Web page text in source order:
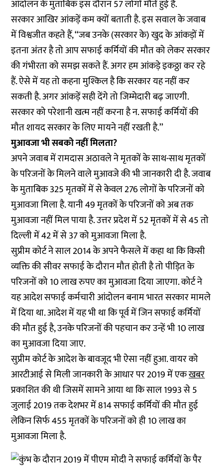
आंदोलन के मुताबिक इस दौरान 57 लोगों मौतें हुई है.
सरकार आखिर आंकड़ें कम क्यों बताती है. इस सवाल के जवाब
में विश्वजीत कहते हैं, ‘‘जब उनके (सरकार के) खुद के आंकड़ों में
इतना अंतर है तो आप सफाई कर्मियों की मौत को लेकर सरकार
की गंभीरता को समझ सकते हैं. अगर हम आंकड़े इकठ्ठा कर रहे
हैं. ऐसे में यह तो कहना मुश्किल है कि सरकार यह नहीं कर
सकती है. अगर आंकड़ें सही देंगे तो जिम्मेदारी बढ़ जाएगी.
सरकार को परेशानी खत्म नहीं करना है न. सफाई कर्मियों की
मौत शायद सरकार के लिए मायने नहीं रखती है.’’
मुआवजा भी सबको नहीं मिलता?
अपने जवाब में रामदास अठावले ने मृतकों के साथ-साथ मृतकों
के परिजनों के मिलने वाले मुआवजे की भी जानकारी दी है. जवाब
के मुताबिक 325 मृतकों में से केवल 276 लोगों के परिजनों को
मुआवजा मिला है. यानी 49 मृतकों के परिजनों को अब तक
मुआवजा नहीं मिल पाया है. उत्तर प्रदेश में 52 मृतकों में से 45 तो
दिल्ली में 42 में से 37 को मुआवजा मिला है.
सुप्रीम कोर्ट ने साल 2014 के अपने फैसले में कहा था कि किसी
व्यक्ति की सीवर सफाई के दौरान मौत होती है तो पीड़ित के
परिजनों को 10 लाख रुपए का मुआवजा दिया जाएगा. कोर्ट ने
यह आदेश सफाई कर्मचारी आंदोलन बनाम भारत सरकार मामले
में दिया था. आदेश में यह भी था कि पूर्व में जिन सफाई कर्मियों
की मौत हुई है, उनके परिजनों की पहचान कर उन्हें भी 10 लाख
का मुआवजा दिया जाए.
सुप्रीम कोर्ट के आदेश के बावजूद भी ऐसा नहीं हुआ. वायर को
आरटीआई से मिली जानकारी के आधार पर 2019 में एकखबर
प्रकाशित की थी जिसमें सामने आया था कि साल 1993 से 5
जुलाई 2019 तक देशभर में 814 सफाई कर्मियों की मौत हुई
लेकिन सिर्फ 455 मृतकों के परिजनों को ही 10 लाख का
मुआवजा मिला है.